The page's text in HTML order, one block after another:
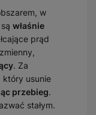
w
właśnie
prąd
. Za
który usunie
przebieg.
stałym.